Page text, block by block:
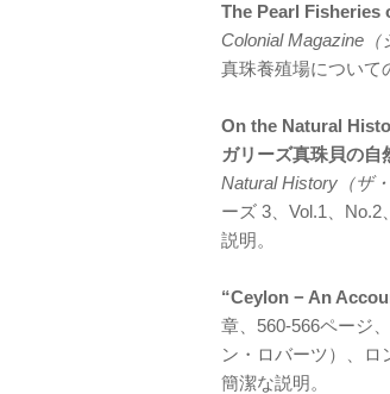
The Pearl Fisheries
Colonial Magazine（
真珠養殖場について
On the Natural
ガリーズ真珠貝の自
Natural History（ザ
ーズ 3、Vol.1、
説明。
“Ceylon − An
章、560-566ページ
ン・ロバーツ）、
簡潔な説明。